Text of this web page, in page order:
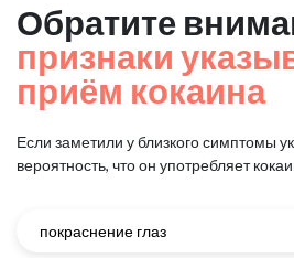
Обратите
признаки
приём кокаина
Если заметили у близкого симптомы
вероятность, что он употребляет
покраснение глаз